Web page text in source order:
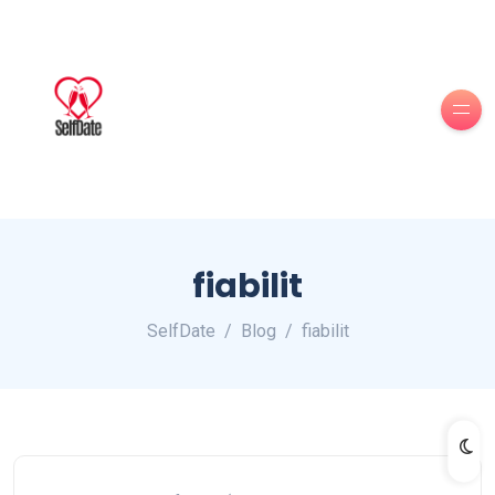
fiabilit
SelfDate Blog fiabilit